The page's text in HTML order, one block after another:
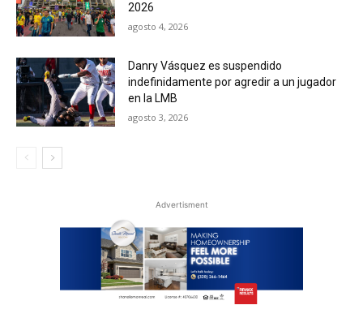
2026
agosto 4, 2026
Danry Vásquez es suspendido
indefinidamente por agredir a un jugador
en la LMB
agosto 3, 2026
Advertisment